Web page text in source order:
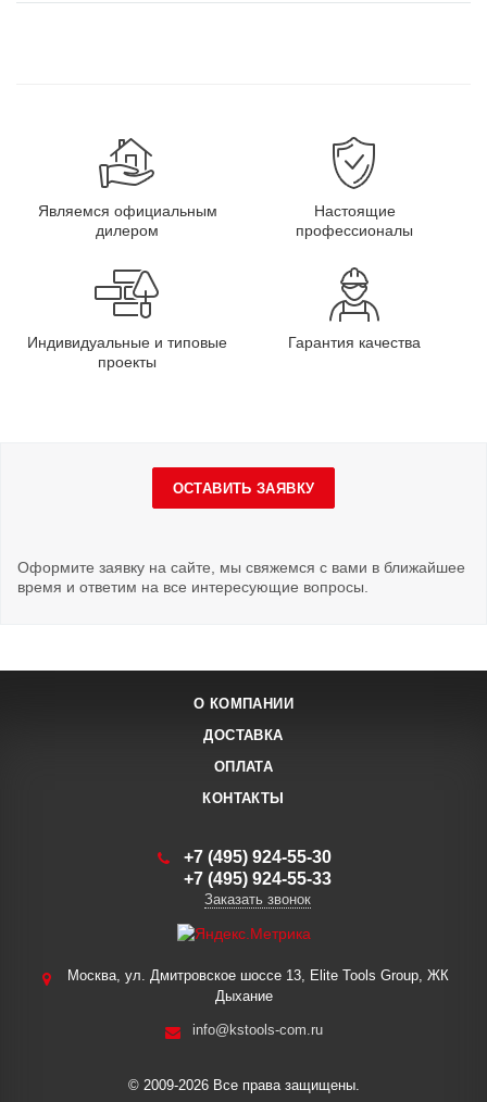
Являемся официальным
дилером
Настоящие
профессионалы
Индивидуальные и типовые
проекты
Гарантия качества
ОСТАВИТЬ ЗАЯВКУ
Оформите заявку на сайте, мы свяжемся с вами в ближайшее
время и ответим на все интересующие вопросы.
О КОМПАНИИ
ДОСТАВКА
ОПЛАТА
КОНТАКТЫ
+7 (495) 924-55-30
+7 (495) 924-55-33
Заказать звонок
Москва, ул. Дмитровское шоссе 13, Elite Tools Group, ЖК
Дыхание
info@kstools-com.ru
© 2009-2026 Все права защищены.